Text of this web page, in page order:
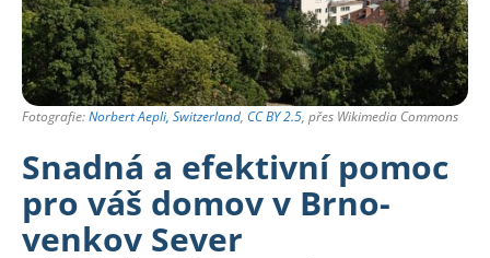
Fotografie:Norbert Aepli, Switzerland, CC BY 2.5, přes Wikimedia Commons
Snadná a efektivní pomoc
pro váš domov v Brno-
venkov Sever